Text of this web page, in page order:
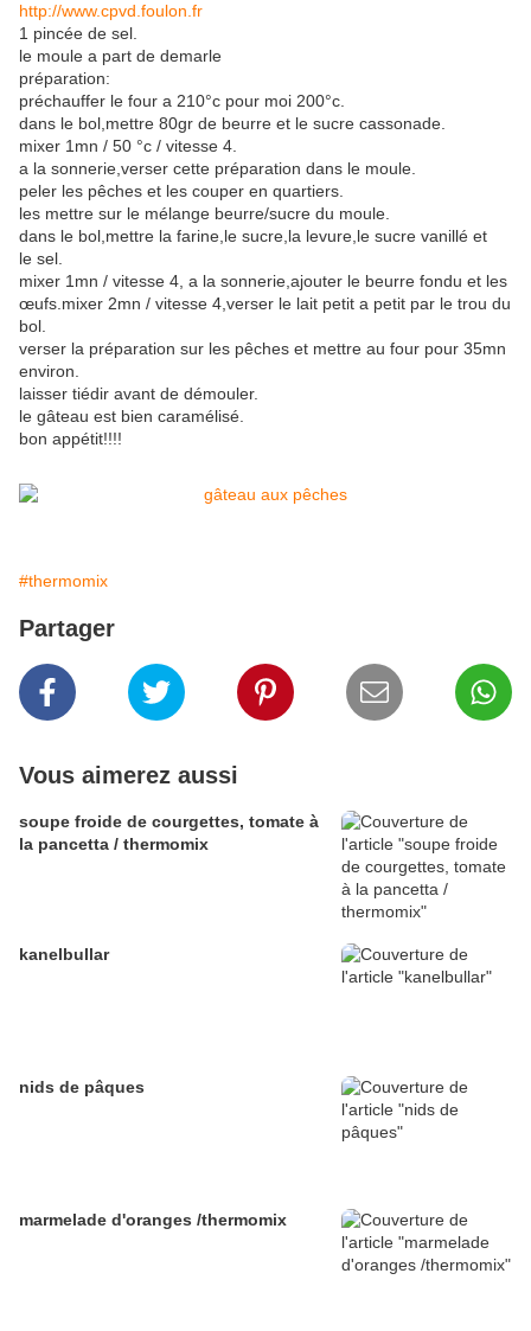
http://www.cpvd.foulon.fr
1 pincée de sel.
le moule a part de demarle
préparation:
préchauffer le four a 210°c pour moi 200°c.
dans le bol,mettre 80gr de beurre et le sucre cassonade.
mixer 1mn / 50 °c / vitesse 4.
a la sonnerie,verser cette préparation dans le moule.
peler les pêches et les couper en quartiers.
les mettre sur le mélange beurre/sucre du moule.
dans le bol,mettre la farine,le sucre,la levure,le sucre vanillé et
le sel.
mixer 1mn / vitesse 4, a la sonnerie,ajouter le beurre fondu et les
œufs.mixer 2mn / vitesse 4,verser le lait petit a petit par le trou du
bol.
verser la préparation sur les pêches et mettre au four pour 35mn
environ.
laisser tiédir avant de démouler.
le gâteau est bien caramélisé.
bon appétit!!!!
#thermomix
Partager
Vous aimerez aussi
soupe froide de courgettes, tomate à
la pancetta / thermomix
kanelbullar
nids de pâques
marmelade d'oranges /thermomix